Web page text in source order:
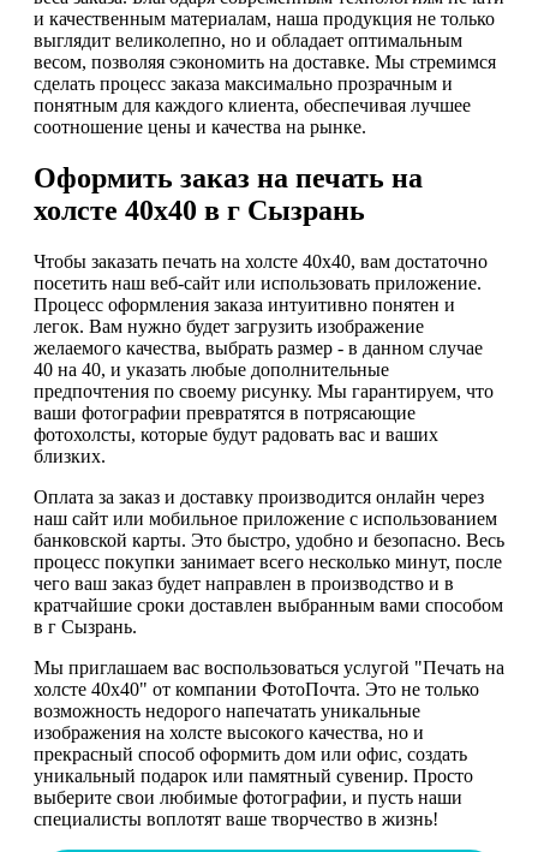
и качественным материалам, наша продукция не только
выглядит великолепно, но и обладает оптимальным
весом, позволяя сэкономить на доставке. Мы стремимся
сделать процесс заказа максимально прозрачным и
понятным для каждого клиента, обеспечивая лучшее
соотношение цены и качества на рынке.
Оформить заказ на печать на
холсте 40х40 в г Сызрань
Чтобы заказать печать на холсте 40х40, вам достаточно
посетить наш веб-сайт или использовать приложение.
Процесс оформления заказа интуитивно понятен и
легок. Вам нужно будет загрузить изображение
желаемого качества, выбрать размер - в данном случае
40 на 40, и указать любые дополнительные
предпочтения по своему рисунку. Мы гарантируем, что
ваши фотографии превратятся в потрясающие
фотохолсты, которые будут радовать вас и ваших
близких.
Оплата за заказ и доставку производится онлайн через
наш сайт или мобильное приложение с использованием
банковской карты. Это быстро, удобно и безопасно. Весь
процесс покупки занимает всего несколько минут, после
чего ваш заказ будет направлен в производство и в
кратчайшие сроки доставлен выбранным вами способом
в г Сызрань.
Мы приглашаем вас воспользоваться услугой "Печать на
холсте 40х40" от компании ФотоПочта. Это не только
возможность недорого напечатать уникальные
изображения на холсте высокого качества, но и
прекрасный способ оформить дом или офис, создать
уникальный подарок или памятный сувенир. Просто
выберите свои любимые фотографии, и пусть наши
специалисты воплотят ваше творчество в жизнь!